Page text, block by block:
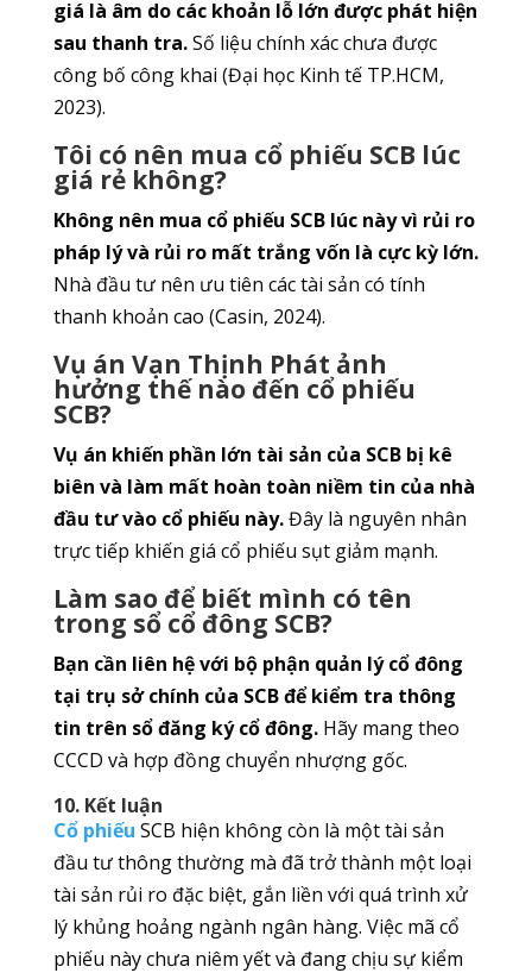
giá là âm do các khoản lỗ lớn được phát hiện
sau thanh tra.Số liệu chính xác chưa được
công bố công khai (Đại học Kinh tế TP.HCM,
2023).
Tôi có nên mua cổ phiếu SCB lúc
giá rẻ không?
Không nên mua cổ phiếu SCB lúc này vì rủi ro
pháp lý và rủi ro mất trắng vốn là cực kỳ lớn.
Nhà đầu tư nên ưu tiên các tài sản có tính
thanh khoản cao (Casin, 2024).
Vụ án Vạn Thịnh Phát ảnh
hưởng thế nào đến cổ phiếu
SCB?
Vụ án khiến phần lớn tài sản của SCB bị kê
biên và làm mất hoàn toàn niềm tin của nhà
đầu tư vào cổ phiếu này.Đây là nguyên nhân
trực tiếp khiến giá cổ phiếu sụt giảm mạnh.
Làm sao để biết mình có tên
trong sổ cổ đông SCB?
Bạn cần liên hệ với bộ phận quản lý cổ đông
tại trụ sở chính của SCB để kiểm tra thông
tin trên sổ đăng ký cổ đông.Hãy mang theo
CCCD và hợp đồng chuyển nhượng gốc.
10. Kết luận
Cổ phiếu SCB hiện không còn là một tài sản
đầu tư thông thường mà đã trở thành một loại
tài sản rủi ro đặc biệt, gắn liền với quá trình xử
lý khủng hoảng ngành ngân hàng. Việc mã cổ
phiếu này chưa niêm yết và đang chịu sự kiểm